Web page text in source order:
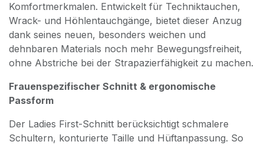
Komfortmerkmalen. Entwickelt für Techniktauchen,
Wrack- und Höhlentauchgänge, bietet dieser Anzug
dank seines neuen, besonders weichen und
dehnbaren Materials noch mehr Bewegungsfreiheit,
ohne Abstriche bei der Strapazierfähigkeit zu machen.
Frauen­spezifischer Schnitt & ergonomische
Passform
Der Ladies First-Schnitt berücksichtigt schmalere
Schultern, konturierte Taille und Hüftanpassung. So